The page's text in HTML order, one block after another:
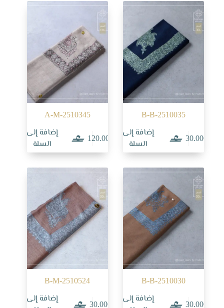
B-B-2510035
30.000
إضافة إلى
السلة
A-M-2510345
120.000
إضافة إلى
السلة
B-B-2510030
30.000
إضافة إلى
B-M-2510524
30.000
إضافة إلى